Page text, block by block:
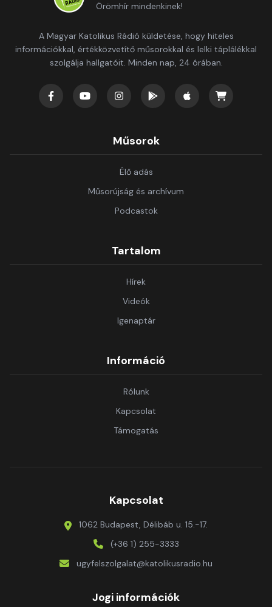
Örömhír mindenkinek!
A Magyar Katolikus Rádió küldetése, hogy hiteles
információkkal, értékközvetítő műsorokkal és lelki táplálékkal
szolgálja hallgatóit. Minden nap, 24 órában.
Műsorok
Élő adás
Műsorújság és archívum
Podcastok
Tartalom
Hírek
Videók
Igenaptár
Információ
Rólunk
Kapcsolat
Támogatás
Kapcsolat
1062 Budapest, Délibáb u. 15.-17.
(+36 1) 255-3333
ugyfelszolgalat@katolikusradio.hu
Jogi információk